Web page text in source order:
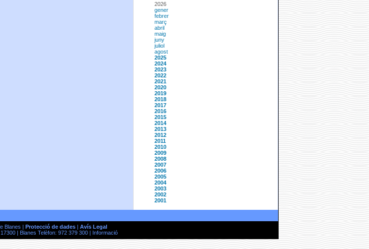
2026
gener
febrer
març
abril
maig
juny
juliol
agost
2025
2024
2023
2022
2021
2020
2019
2018
2017
2016
2015
2014
2013
2012
2011
2010
2009
2008
2007
2006
2005
2004
2003
2002
2001
Blanes | Protecció de dades| Avís Legal
| Blanes Telèfon: 972 379 300 |
Informació